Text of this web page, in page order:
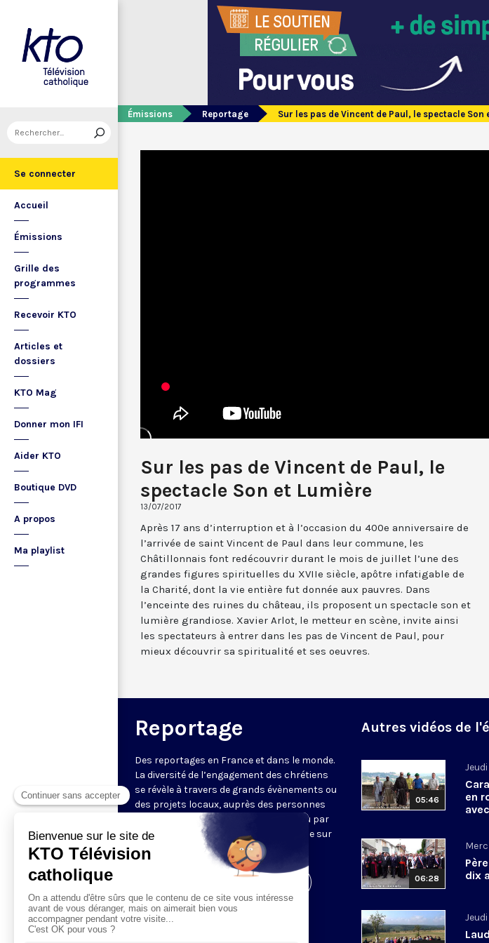
Se connecter
Accueil
Émissions
Grille des
programmes
Recevoir KTO
Articles et
dossiers
KTO Mag
Donner mon IFI
Aider KTO
Boutique DVD
A propos
Ma playlist
Émissions Reportage Sur les pas de Vincent de Paul, le spectacle Son
Sur les pas de Vincent de Paul, le
spectacle Son et Lumière
13/07/2017
Après 17 ans d’interruption et à l’occasion du 400e anniversaire de
l’arrivée de saint Vincent de Paul dans leur commune, les
Châtillonnais font redécouvrir durant le mois de juillet l’une des
grandes figures spirituelles du XVIIe siècle, apôtre infatigable de
la Charité, dont la vie entière fut donnée aux pauvres. Dans
l’enceinte des ruines du château, ils proposent un spectacle son et
lumière grandiose. Xavier Arlot, le metteur en scène, invite ainsi
les spectateurs à entrer dans les pas de Vincent de Paul, pour
mieux découvrir sa spiritualité et ses oeuvres.
Reportage
Des reportages en France et dans le monde.
La diversité de l’engagement des chrétiens
se révèle à travers de grands évènements ou
des projets locaux, auprès des personnes
fragiles, au service du Bien commun ou par
l’évangélisation. Un regard d’espérance sur
le monde.
Autres vidéos de
05:46
en
06:28
dix